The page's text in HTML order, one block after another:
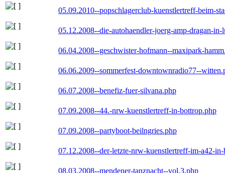
05.09.2010--popschlagerclub-kuenstlertreff-beim-
05.12.2008--die-autohaendler-joerg-amp-dragan-in-
06.04.2008--geschwister-hofmann--maxipark-
06.06.2009--sommerfest-downtownradio77--
06.07.2008--benefiz-fuer-silvana.php
07.09.2008--44.-nrw-kuenstlertreff-in-bottrop.php
07.09.2008--partyboot-beilngries.php
07.12.2008--der-letzte-nrw-kuenstlertreff-im-a42-
08.03.2008--mendener-tanznacht--vol.3.php